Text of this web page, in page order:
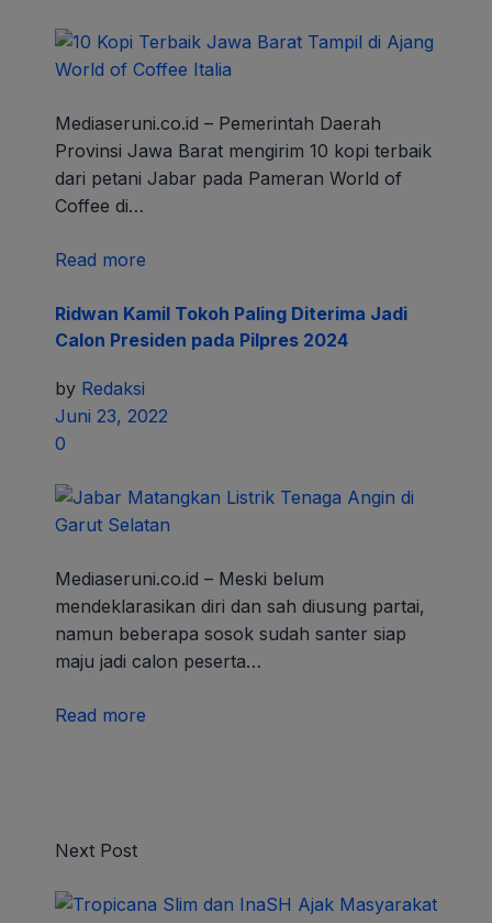
Mediaseruni.co.id – Pemerintah Daerah
Provinsi Jawa Barat mengirim 10 kopi terbaik
dari petani Jabar pada Pameran World of
Coffee di…
Read more
Ridwan Kamil Tokoh Paling Diterima Jadi
Calon Presiden pada Pilpres 2024
by Redaksi
Juni 23, 2022
0
Mediaseruni.co.id – Meski belum
mendeklarasikan diri dan sah diusung partai,
namun beberapa sosok sudah santer siap
maju jadi calon peserta…
Read more
Next Post